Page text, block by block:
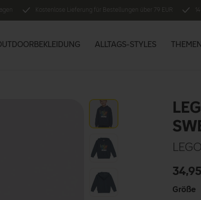
Kostenlose Lieferung für Bestellungen über 79 EUR
ALLTAGS-STYLES THEMEN
34,95
Größe